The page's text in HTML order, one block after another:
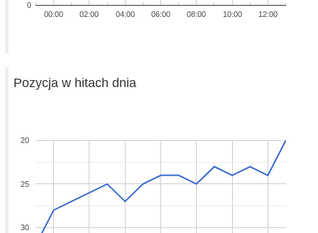
00:00 02:00 04:00 06:00 08:00 10:00 12:00
0
Pozycja w hitach dnia
20
25
30